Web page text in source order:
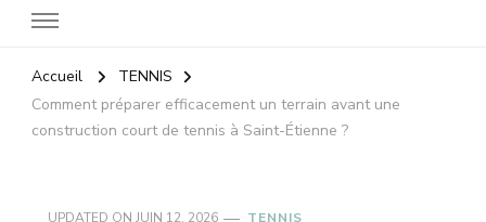
Accueil
TENNIS
Comment préparer efficacement un terrain avant une
construction court de tennis à Saint-Étienne ?
UPDATED ON JUIN 12, 2026 TENNIS